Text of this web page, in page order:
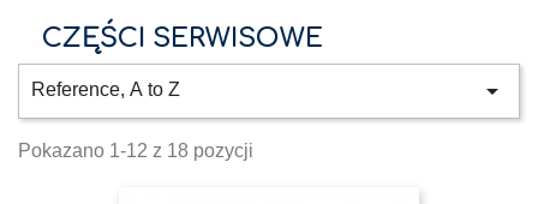
CZĘŚCI SERWISOWE
Reference, A to Z 
Pokazano 1-12 z 18 pozycji